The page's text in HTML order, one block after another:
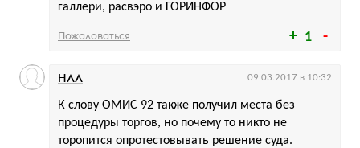
1
галлери, расвэро и ГОРИНФОР
Пожаловаться
К слову ОМИС 92 также получил места без
процедуры торгов, но почему то никто не
торопится опротестовывать решение суда.
НАА 09.03.2017 в 10:32